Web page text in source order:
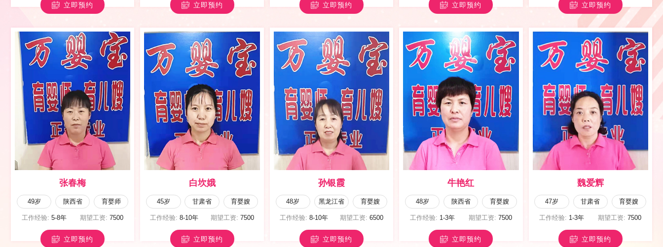
立即预约 立即预约 立即预约 立即预约 立即预约
薛碧荣
44岁 甘肃省 育儿嫂
工作经验:10年以上 期望工资:6500
立即预约
闫雪云
49岁 陕西省 育儿嫂
工作经验: 1年以内 期望工资: 5500
立即预约
唐晓丽
42岁 甘肃省 育儿嫂
工作经验: 5-8年 期望工资: 6500
立即预约
张双萍
49岁 山西省 育儿嫂
工作经验: 1-3年 期望工资: 6000
立即预约
李丽英
50岁 山西省 育儿嫂
工作经验: 1-3年 期望工资: 6000
立即预约